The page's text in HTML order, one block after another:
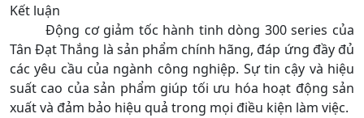
Kết luận
Động cơ giảm tốc hành tinh dòng 300 series của
Tân Đạt Thắng là sản phẩm chính hãng, đáp ứng đầy đủ
các yêu cầu của ngành công nghiệp. Sự tin cậy và hiệu
suất cao của sản phẩm giúp tối ưu hóa hoạt động sản
xuất và đảm bảo hiệu quả trong mọi điều kiện làm việc.